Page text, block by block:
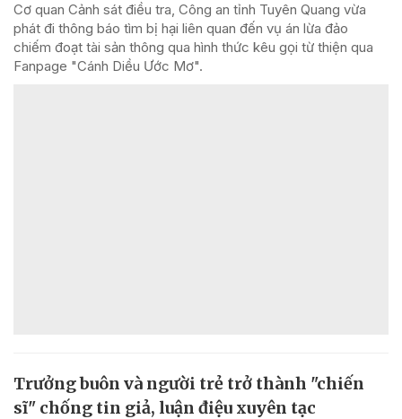
Cơ quan Cảnh sát điều tra, Công an tỉnh Tuyên Quang vừa
phát đi thông báo tìm bị hại liên quan đến vụ án lừa đảo
chiếm đoạt tài sản thông qua hình thức kêu gọi từ thiện qua
Fanpage "Cánh Diều Ước Mơ".
Trưởng buôn và người trẻ trở thành "chiến
sĩ" chống tin giả, luận điệu xuyên tạc